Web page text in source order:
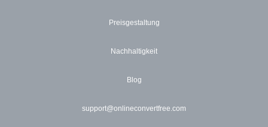
Preisgestaltung
Nachhaltigkeit
Blog
support@onlineconvertfree.com